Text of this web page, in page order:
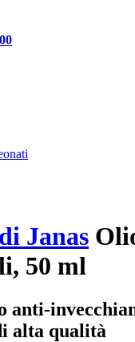
Janas
50 ml
anti-
alta qualità